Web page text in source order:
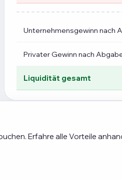
Unternehmensgewinn nach
Privater Gewinn nach
Liquidität gesamt
Erfahre alle Vorteile